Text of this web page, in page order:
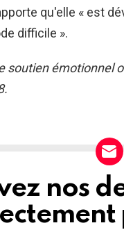
qu'elle « est
difficile ».
soutien émotionnel
nos